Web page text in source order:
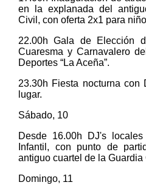
en la explanada del
Civil, con oferta 2x1 para
22.00h Gala de Elección
Cuaresma y Carnavalero
Deportes “La Aceña”.
23.30h Fiesta nocturna
lugar.
Sábado, 10
Desde 16.00h DJ's
Infantil, con punto de
antiguo cuartel de la Guardia
Domingo, 11